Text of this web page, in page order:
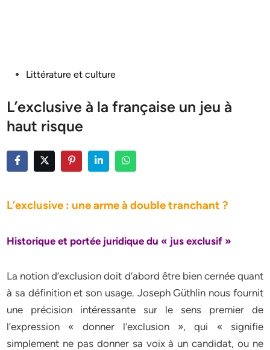
PostedLittérature et culture
L’exclusive à la française un jeu à
haut risque
L’exclusive : une arme à double tranchant ?
Historique et portée juridique du « jus exclusif »
La notion d’exclusion doit d’abord être bien cernée quant
à sa définition et son usage. Joseph Güthlin nous fournit
une précision intéressante sur le sens premier de
l’expression « donner l’exclusion », qui « signifie
simplement ne pas donner sa voix à un candidat, ou ne